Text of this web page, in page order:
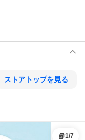
ストアトップを見る
1/7